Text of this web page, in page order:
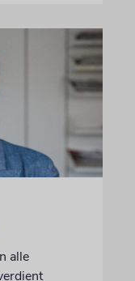
alle